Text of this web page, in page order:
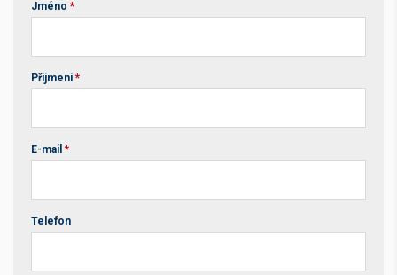
Jméno *
Příjmení *
E-mail *
Telefon